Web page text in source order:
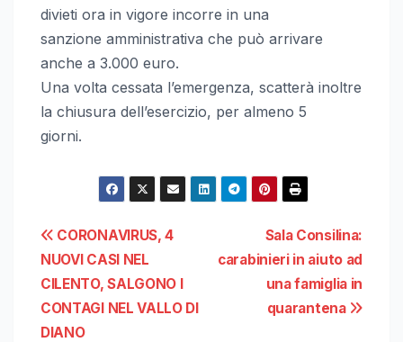
divieti ora in vigore incorre in una
sanzione amministrativa che può arrivare
anche a 3.000 euro.
Una volta cessata l’emergenza, scatterà inoltre
la chiusura dell’esercizio, per almeno 5
giorni.
Navigazione
articoli
Sala Consilina:
carabinieri in aiuto ad
una famiglia in
quarantena
CORONAVIRUS, 4
NUOVI CASI NEL
CILENTO, SALGONO I
CONTAGI NEL VALLO DI
DIANO